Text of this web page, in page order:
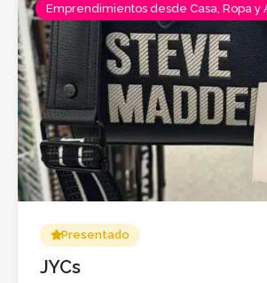
Emprendimientos desde Casa, Ropa y
Presentado
JYCs